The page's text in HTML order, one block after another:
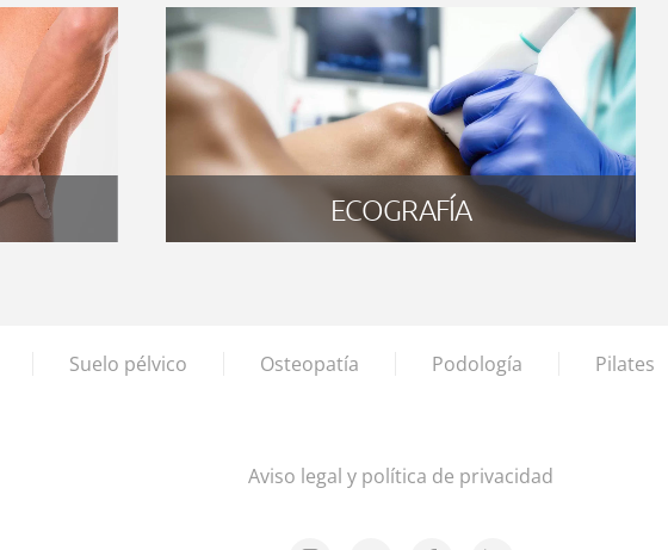
ECOGRAFÍA
Suelo pélvico Osteopatía Podología Pilates
Aviso legal y política de privacidad